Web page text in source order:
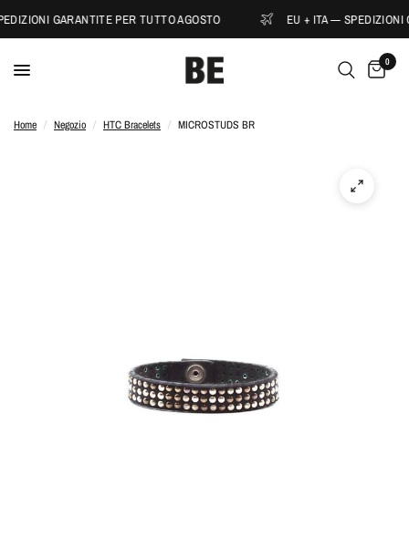
GARANTITE PER TUTTO AGOSTO EU + ITA — SPEDIZIONI
0
Home / Negozio / HTC Bracelets / MICROSTUDS BR